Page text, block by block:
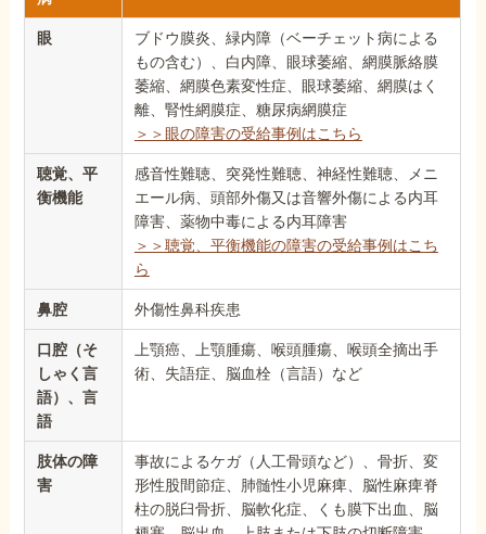
眼
ブドウ膜炎、緑内障（ベーチェット病による
もの含む）、白内障、眼球萎縮、網膜脈絡膜
萎縮、網膜色素変性症、眼球萎縮、網膜はく
離、腎性網膜症、糖尿病網膜症
＞＞眼の障害の受給事例はこちら
聴覚、平
衡機能
感音性難聴、突発性難聴、神経性難聴、メニ
エール病、頭部外傷又は音響外傷による内耳
障害、薬物中毒による内耳障害
＞＞聴覚、平衡機能の障害の受給事例はこち
ら
鼻腔 外傷性鼻科疾患
口腔（そ
しゃく言
語）、言
語
上顎癌、上顎腫瘍、喉頭腫瘍、喉頭全摘出手
術、失語症、脳血栓（言語）など
肢体の障
害
事故によるケガ（人工骨頭など）、骨折、変
形性股間節症、肺髄性小児麻痺、脳性麻痺脊
柱の脱臼骨折、脳軟化症、くも膜下出血、脳